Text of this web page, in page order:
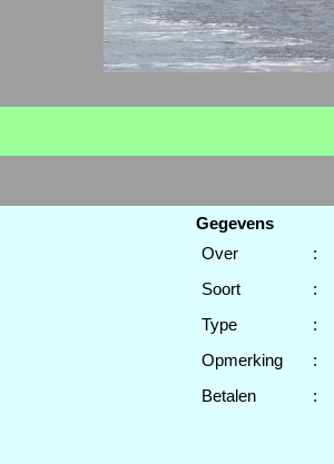
Gegevens
Over
:
Soort
:
Type
:
Opmerking
:
Betalen
: